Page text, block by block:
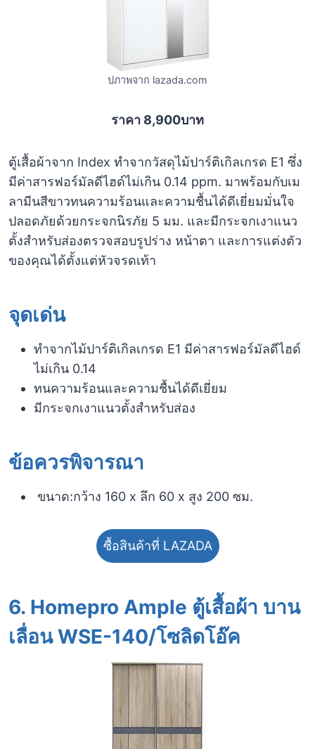
ปภาพจาก lazada.com
ราคา 8,900บาท
ตู้เสื้อผ้าจาก Index ทำจากวัสดุไม้ปาร์ติเกิลเกรด E1 ซึ่ง
มีค่าสารฟอร์มัลดีไฮด์ไม่เกิน 0.14 ppm. มาพร้อมกับเม
ลามีนสีขาวทนความร้อนและความชื้นได้ดีเยี่ยมมั่นใจ
ปลอดภัยด้วยกระจกนิรภัย 5 มม. และมีกระจกเงาแนว
ตั้งสำหรับส่องตรวจสอบรูปร่าง หน้าตา และการแต่งตัว
ของคุณได้ตั้งแต่หัวจรดเท้า
จุดเด่น
ทำจากไม้ปาร์ติเกิลเกรด E1 มีค่าสารฟอร์มัลดีไฮด์
ไม่เกิน 0.14
ทนความร้อนและความชื้นได้ดีเยี่ยม
มีกระจกเงาแนวตั้งสำหรับส่อง
ข้อควรพิจารณา​
ขนาด:กว้าง 160 x ลึก 60 x สูง 200 ซม.
ซื้อสินค้าที่ LAZADA
6. Homepro Ample ตู้เสื้อผ้า บาน
เลื่อน WSE-140/โซลิดโอ๊ค